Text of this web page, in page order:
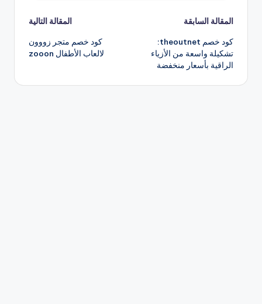
تصفّح
المقالات
المقالة السابقة
كود خصم theoutnet:
تشكيلة واسعة من الأزياء
الراقية بأسعار منخفضة
المقالة التالية
كود خصم متجر زووون
لالعاب الأطفال zooon